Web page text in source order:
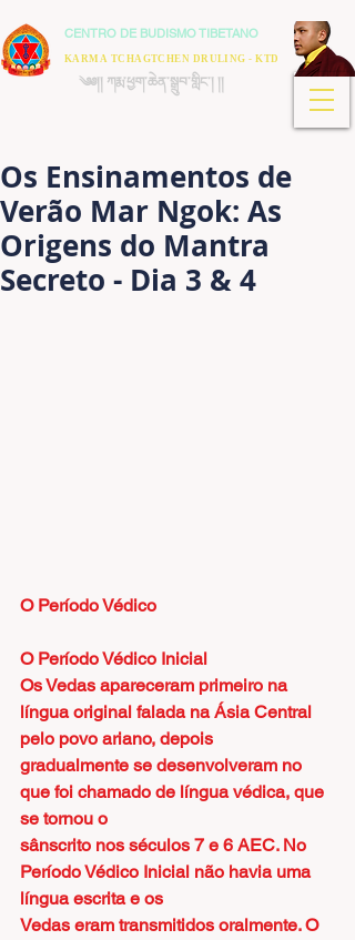
CENTRO DE BUDISMO TIBETANO
༄༅།། ཀརྨ་ཕྱག་ཆེན་སྒྲུབ་གླིང་། །།
KARMA TCHAGTCHEN DRULING - KTD
Os Ensinamentos de
Verão Mar Ngok: As
Origens do Mantra
Secreto - Dia 3 & 4
O Período Védico
O Período Védico Inicial
Os Vedas apareceram primeiro na
língua original falada na Ásia Central
pelo povo ariano, depois
gradualmente se desenvolveram no
que foi chamado de língua védica, que
se tornou o
sânscrito nos séculos 7 e 6 AEC. No
Período Védico Inicial não havia uma
língua escrita e os
Vedas eram transmitidos oralmente. O